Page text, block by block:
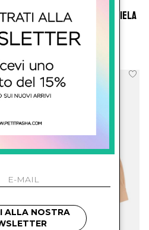
mm6 kids maison margiela
Camicia Con Logo
SALDI
ALLA NOSTRA